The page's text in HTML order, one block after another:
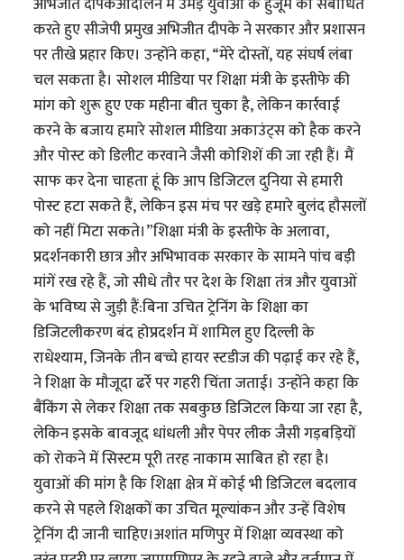
करते हुए सीजेपी प्रमुख अभिजीत दीपके ने सरकार और प्रशासन
पर तीखे प्रहार किए। उन्होंने कहा, “मेरे दोस्तों, यह संघर्ष लंबा
चल सकता है। सोशल मीडिया पर शिक्षा मंत्री के इस्तीफे की
मांग को शुरू हुए एक महीना बीत चुका है, लेकिन कार्रवाई
करने के बजाय हमारे सोशल मीडिया अकाउंट्स को हैक करने
और पोस्ट को डिलीट करवाने जैसी कोशिशें की जा रही हैं। मैं
साफ कर देना चाहता हूं कि आप डिजिटल दुनिया से हमारी
पोस्ट हटा सकते हैं, लेकिन इस मंच पर खड़े हमारे बुलंद हौसलों
को नहीं मिटा सकते।”शिक्षा मंत्री के इस्तीफे के अलावा,
प्रदर्शनकारी छात्र और अभिभावक सरकार के सामने पांच बड़ी
मांगें रख रहे हैं, जो सीधे तौर पर देश के शिक्षा तंत्र और युवाओं
के भविष्य से जुड़ी हैं:बिना उचित ट्रेनिंग के शिक्षा का
डिजिटलीकरण बंद होप्रदर्शन में शामिल हुए दिल्ली के
राधेश्याम, जिनके तीन बच्चे हायर स्टडीज की पढ़ाई कर रहे हैं,
ने शिक्षा के मौजूदा ढर्रे पर गहरी चिंता जताई। उन्होंने कहा कि
बैंकिंग से लेकर शिक्षा तक सबकुछ डिजिटल किया जा रहा है,
लेकिन इसके बावजूद धांधली और पेपर लीक जैसी गड़बड़ियों
को रोकने में सिस्टम पूरी तरह नाकाम साबित हो रहा है।
युवाओं की मांग है कि शिक्षा क्षेत्र में कोई भी डिजिटल बदलाव
करने से पहले शिक्षकों का उचित मूल्यांकन और उन्हें विशेष
ट्रेनिंग दी जानी चाहिए।अशांत मणिपुर में शिक्षा व्यवस्था को